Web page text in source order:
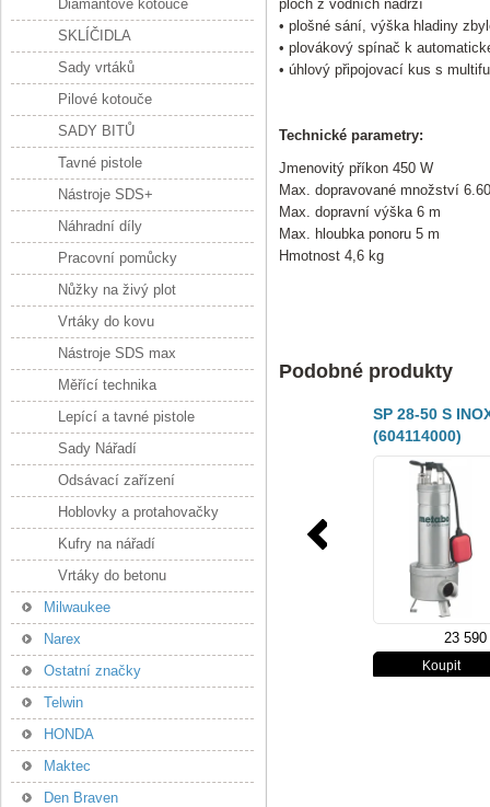
ploch z vodních nádrží
• plošné sání, výška hladiny
• plovákový spínač k
• úhlový připojovací kus s
Technické parametry:
Jmenovitý příkon 450 W
Max. dopravované množství
Max. dopravní výška 6 m
Max. hloubka ponoru 5 m
Hmotnost 4,6 kg
Podobné produkty
SP 28-50 S
(604114000)
ČERPADLO NA
STAVEBNÍ A
ZNEČIŠTĚNOU
23
Diamantové kotouče
SKLÍČIDLA
Sady vrtáků
Pilové kotouče
SADY BITŮ
Tavné pistole
Nástroje SDS+
Náhradní díly
Pracovní pomůcky
Nůžky na živý plot
Vrtáky do kovu
Nástroje SDS max
Měřící technika
Lepící a tavné pistole
Sady Nářadí
Odsávací zařízení
Hoblovky a protahovačky
Kufry na nářadí
Vrtáky do betonu
Milwaukee
Narex
Ostatní značky
Telwin
HONDA
Maktec
Den Braven